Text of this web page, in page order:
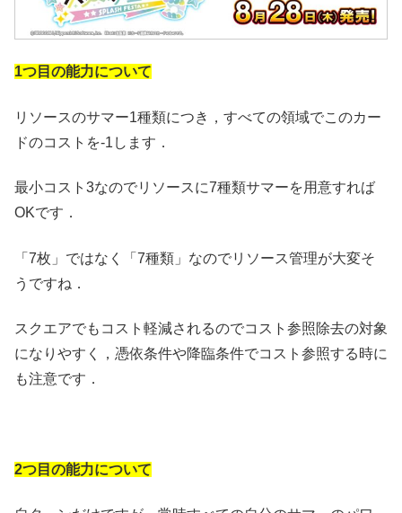
1つ目の能力について
リソースのサマー1種類につき，すべての領域でこのカー
ドのコストを-1します．
最小コスト3なのでリソースに7種類サマーを用意すれば
OKです．
「7枚」ではなく「7種類」なのでリソース管理が大変そ
うですね．
スクエアでもコスト軽減されるのでコスト参照除去の対象
になりやすく，憑依条件や降臨条件でコスト参照する時に
も注意です．
2つ目の能力について